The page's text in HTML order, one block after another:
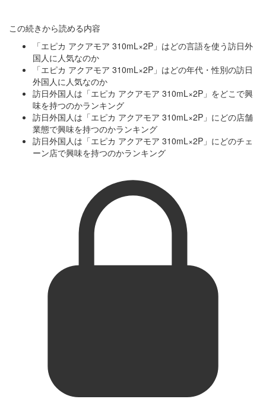
この続きから読める内容
「エピカ アクアモア 310mL×2P」はどの言語を使う訪日外
国人に人気なのか
「エピカ アクアモア 310mL×2P」はどの年代・性別の訪日
外国人に人気なのか
訪日外国人は「エピカ アクアモア 310mL×2P」をどこで興
味を持つのかランキング
訪日外国人は「エピカ アクアモア 310mL×2P」にどの店舗
業態で興味を持つのかランキング
訪日外国人は「エピカ アクアモア 310mL×2P」にどのチェ
ーン店で興味を持つのかランキング